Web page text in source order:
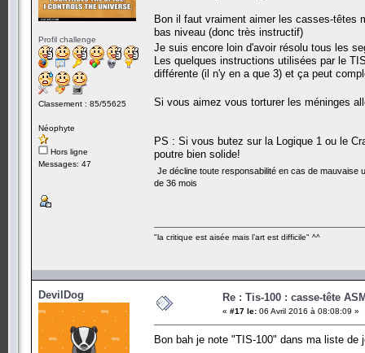
Profil challenge
Classement : 85/55625
Néophyte
Hors ligne
Messages: 47
Bon il faut vraiment aimer les casses-têtes
bas niveau (donc très instructif)
Je suis encore loin d'avoir résolu tous les
Les quelques instructions utilisées par le
différente (il n'y en a que 3) et ça peut
Si vous aimez vous torturer les méninges
PS : Si vous butez sur la Logique 1 ou le
poutre bien solide!
Je décline toute responsabilité en cas de mauvaise
de 36 mois
"la critique est aisée mais l’art est difficile" ^^
DevilDog Re : Tis-100 : casse-tête
« #17 le: 06 Avril 2016 à 08:08:09 »
Bon bah je note "TIS-100" dans ma liste de